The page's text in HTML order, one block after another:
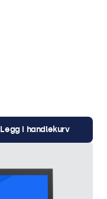
Legg i handlekurv